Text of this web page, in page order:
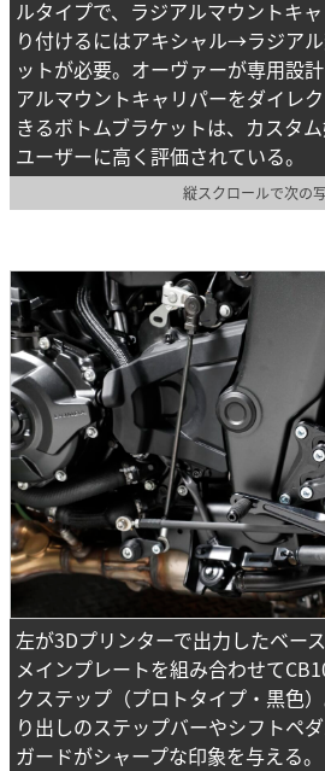
ルタイプで、ラジアルマウントキ
り付けるにはアキシャル→ラジア
ットが必要。オーヴァーが専用設
アルマウントキャリパーをダイレ
きるボトムブラケットは、カスタ
ユーザーに高く評価されている。
縦スクロールで次の
左が3Dプリンターで出力したベー
メインプレートを組み合わせて
クステップ（プロトタイプ・黒色
り出しのステップバーやシフトペ
ガードがシャープな印象を与える。